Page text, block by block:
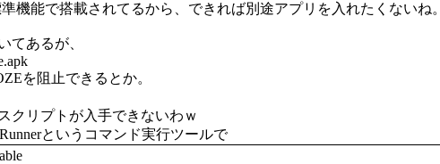
機能で搭載されてるから、できれば別途アプリを入れたくないね。
てあるが、
を阻止できるとか。
クリプトが入手できないわｗ
というコマンド実行ツールで